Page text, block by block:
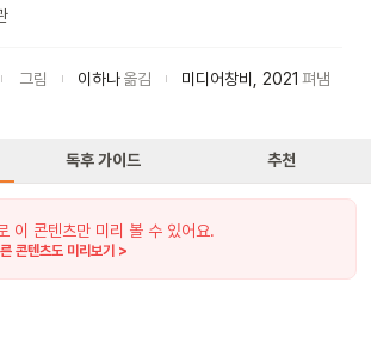
그림 이하나옮김 미디어창비 2021 펴냄
독후 가이드 추천
이 콘텐츠만 미리 볼 수 있어요.
콘텐츠도 미리보기 >